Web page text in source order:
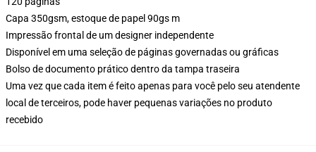
Capa 350gsm, estoque de papel 90gs m
Impressão frontal de um designer independente
Disponível em uma seleção de páginas governadas ou gráficas
Bolso de documento prático dentro da tampa traseira
Uma vez que cada item é feito apenas para você pelo seu atendente
local de terceiros, pode haver pequenas variações no produto
recebido